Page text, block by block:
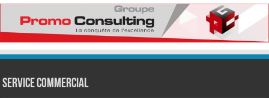
Service commercial